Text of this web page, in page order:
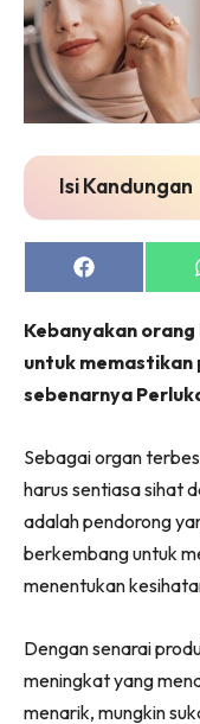
Isi Kandungan
Share
on
Kebanyakan
untuk memastikan
sebenarnya
Sebagai organ
harus sentiasa sihat
adalah pendorong
berkembang untuk
menentukan
Dengan senarai
meningkat yang
menarik, mungkin